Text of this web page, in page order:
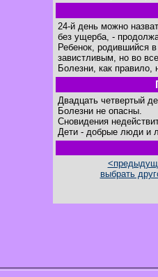
24-й день можно
без ущерба, -
Ребенок, родившийся
завистливым, но во
Болезни, как правило,
Двадцать четвертый
Болезни не опасны.
Сновидения
Дети - добрые люди и
выбрать